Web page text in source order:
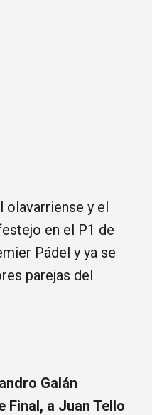
olavarriense y el
en el P1 de
Pádel y ya se
parejas del
Galán
Final, a Juan Tello